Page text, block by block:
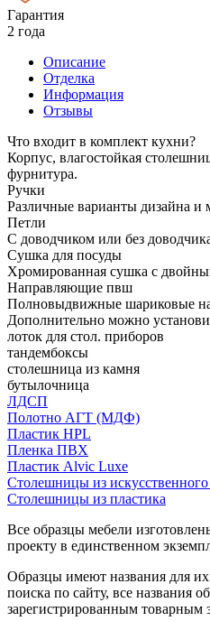
Гарантия
2 года
Описание
Отделка
Информация
Отзывы
Что входит в комплект кухни?
Корпус, влагостойкая
фурнитура.
Ручки
Различные варианты дизайна и
Петли
С доводчиком или без
Сушка для посуды
Хромированная сушка с
Направляющие пвш
Полновыдвижные шариковые
Дополнительно можно
лоток для стол. приборов
тандембоксы
столешница из камня
бутылочница
ЛДСП
Полотно АГТ (МДФ)
Пластик HPL
Пленка ПВХ
Пластик Alvic Luxe
Столешницы из
Столешницы из пластика
Все образцы мебели
проекту в единственном
Образцы имеют названия для
поиска по сайту, все названия
зарегистрированным товарным